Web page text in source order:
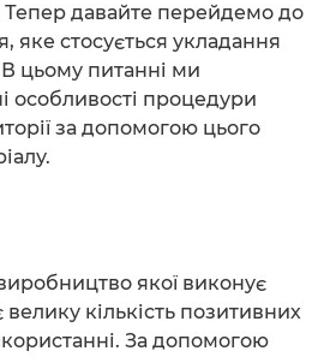
Тепер давайте перейдемо до
яке стосується укладання
цьому питанні ми
особливості процедури
за допомогою цього
якої виконує
кількість позитивних
За допомогою